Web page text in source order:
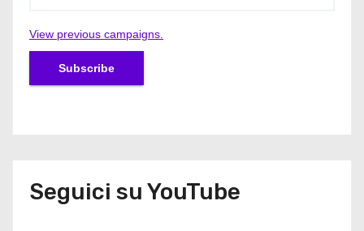
View previous campaigns.
Seguici su YouTube